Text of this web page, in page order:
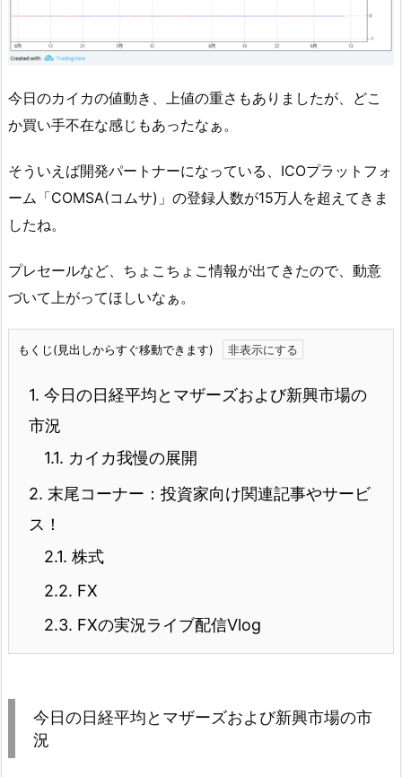
今日のカイカの値動き、上値の重さもありましたが、どこ
か買い手不在な感じもあったなぁ。
そういえば開発パートナーになっている、ICOプラットフォ
ーム「COMSA(コムサ)」の登録人数が15万人を超えてきま
したね。
プレセールなど、ちょこちょこ情報が出てきたので、動意
づいて上がってほしいなぁ。
もくじ(見出しからすぐ移動できます)
1. 今日の日経平均とマザーズおよび新興市場の
市況
1.1. カイカ我慢の展開
2. 末尾コーナー：投資家向け関連記事やサービ
ス！
2.1. 株式
2.2. FX
2.3. FXの実況ライブ配信Vlog
今日の日経平均とマザーズおよび新興市場の市
況